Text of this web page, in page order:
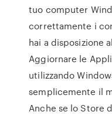
tuo computer
correttamente i
hai a disposizione
Aggiornare le
utilizzando
semplicemente il
Anche se lo Store